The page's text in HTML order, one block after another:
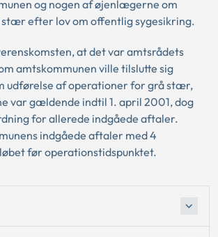
og nogen af øjenlægerne om
efter lov om offentlig sygesikring.
at det var amtsrådets
amtskommunen ville tilslutte sig
udførelse af operationer for grå stær,
var gældende indtil 1. april 2001, dog
for allerede indgåede aftaler.
indgåede aftaler med 4
før operationstidspunktet.